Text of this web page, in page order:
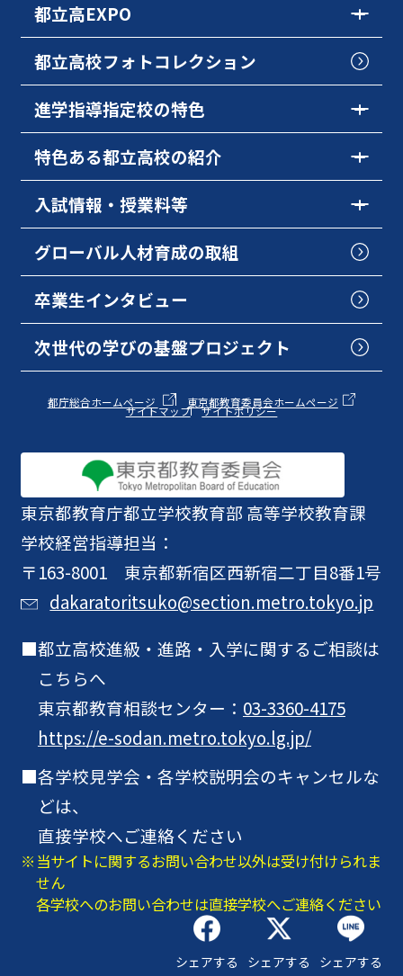
東京都教育庁都立学校教育部 高等学校教育課
学校経営指導担当：
〒163-8001 東京都新宿区西新宿二丁目8番1号
dakaratoritsuko@section.metro.tokyo.jp
都立高校進級・進路・入学に関するご相談は
こちらへ
東京都教育相談センター： 03-3360-4175
https://e-sodan.metro.tokyo.lg.jp/
各学校見学会・各学校説明会のキャンセルな
どは、
直接学校へご連絡ください
当サイトに関するお問い合わせ以外は受け付けられま
せん
各学校へのお問い合わせは直接学校へご連絡ください
シェアする シェアする シェアする
都立高EXPO
都立高校フォトコレクション
進学指導指定校の特色
特色ある都立高校の紹介
入試情報・授業料等
グローバル人材育成の取組
卒業生インタビュー
次世代の学びの基盤プロジェクト
都庁総合ホームページ 東京都教育委員会ホームページ
サイトマップ サイトポリシー